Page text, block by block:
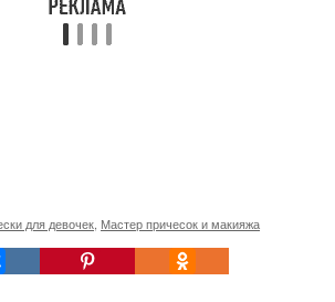
для девочек Мастер причесок и макияжа